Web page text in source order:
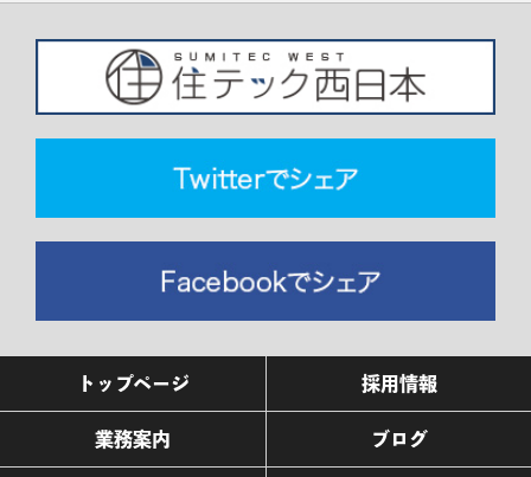
トップページ 採用情報
業務案内 ブログ